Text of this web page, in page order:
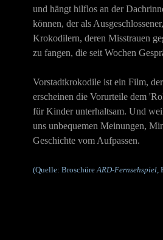
und hängt hilflos an der
können, der als
Krokodilern, deren Misstrauen
zu fangen, die seit Wochen
Vorstadtkrokodile ist ein Film,
erscheinen die Vorurteile dem
für Kinder unterhaltsam. Und
uns unbequemen Meinungen,
Geschichte vom Aufpassen.
(Quelle: BroschüreARD-Fernsehspiel,